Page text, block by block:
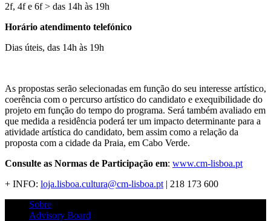
2f, 4f e 6f > das 14h às 19h
Horário atendimento telefónico
Dias úteis, das 14h às 19h
As propostas serão selecionadas em função do seu interesse artístico,
coerência com o percurso artístico do candidato e exequibilidade do
projeto em função do tempo do programa. Será também avaliado em
que medida a residência poderá ter um impacto determinante para a
atividade artística do candidato, bem assim como a relação da
proposta com a cidade da Praia, em Cabo Verde.
Consulte as Normas de Participação em: www.cm-lisboa.pt
+ INFO: loja.lisboa.cultura@cm-lisboa.pt | 218 173 600
Sobre
Advisory Board